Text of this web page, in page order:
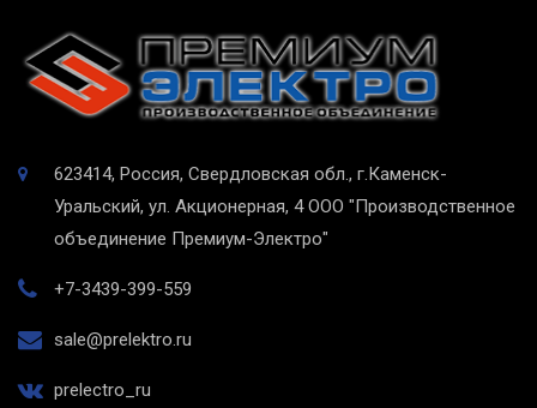
623414, Россия, Свердловская обл., г.Каменск-
Уральский, ул. Акционерная, 4 ООО "Производственное
объединение Премиум-Электро"
+7-3439-399-559
sale@prelektro.ru
prelectro_ru